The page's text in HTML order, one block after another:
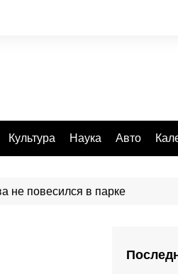
Культура Наука Авто
не повесился в парке